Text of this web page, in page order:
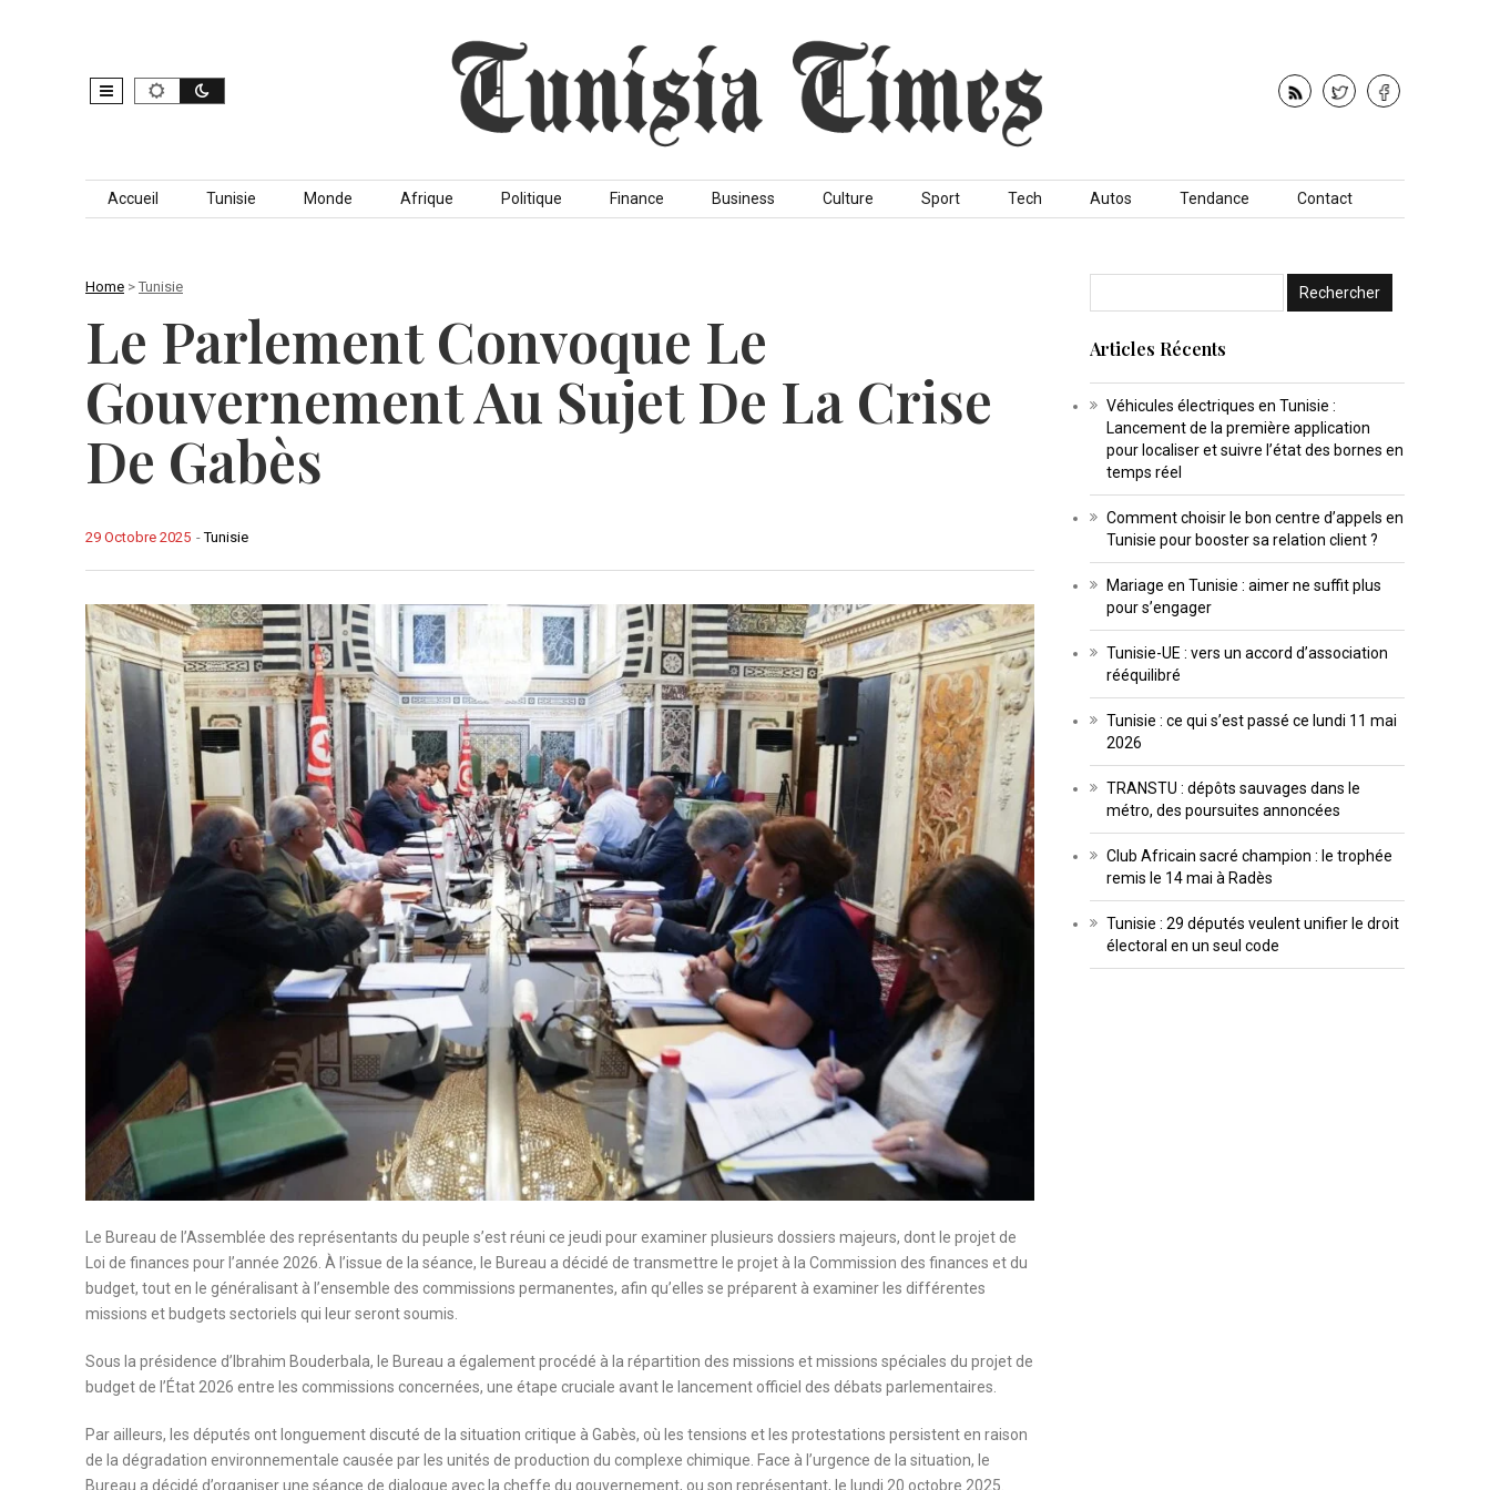
Skip to content
Accueil Tunisie Monde Afrique Politique Finance Business Culture Sport Tech Autos Tendance Contact
Home > Tunisie
Le Parlement Convoque Le
Gouvernement Au Sujet De La Crise
De Gabès
-Tunisie
29 Octobre 2025
Le Bureau de l’Assemblée des représentants du peuple s’est réuni ce jeudi pour examiner plusieurs dossiers majeurs, dont le projet de
Loi de finances pour l’année 2026. À l’issue de la séance, le Bureau a décidé de transmettre le projet à la Commission des finances et du
budget, tout en le généralisant à l’ensemble des commissions permanentes, afin qu’elles se préparent à examiner les différentes
missions et budgets sectoriels qui leur seront soumis.
Sous la présidence d’Ibrahim Bouderbala, le Bureau a également procédé à la répartition des missions et missions spéciales du projet de
budget de l’État 2026 entre les commissions concernées, une étape cruciale avant le lancement officiel des débats parlementaires.
Par ailleurs, les députés ont longuement discuté de la situation critique à Gabès, où les tensions et les protestations persistent en raison
de la dégradation environnementale causée par les unités de production du complexe chimique. Face à l’urgence de la situation, le
Bureau a décidé d’organiser une séance de dialogue avec la cheffe du gouvernement, ou son représentant, le lundi 20 octobre 2025.
Articles Récents
Véhicules électriques en Tunisie :
Lancement de la première application
pour localiser et suivre l’état des bornes en
temps réel
Comment choisir le bon centre d’appels en
Tunisie pour booster sa relation client ?
Mariage en Tunisie : aimer ne suffit plus
pour s’engager
Tunisie-UE : vers un accord d’association
rééquilibré
Tunisie : ce qui s’est passé ce lundi 11 mai
2026
TRANSTU : dépôts sauvages dans le
métro, des poursuites annoncées
Club Africain sacré champion : le trophée
remis le 14 mai à Radès
Tunisie : 29 députés veulent unifier le droit
électoral en un seul code